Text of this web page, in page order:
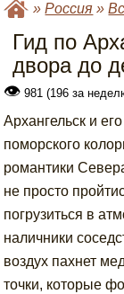
»Россия »
Гид по
двора до
👁 981 (196 за
Архангельск и
поморского
романтики
не просто
погрузиться в
наличники
воздух пахнет
точки, которые